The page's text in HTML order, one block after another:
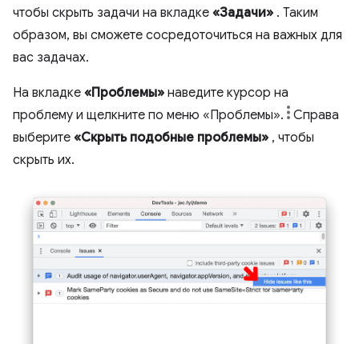
чтобы скрыть задачи на вкладке «Задачи» . Таким
образом, вы сможете сосредоточиться на важных для
вас задачах.
На вкладке «Проблемы» наведите курсор на
проблему и щелкните по меню «Проблемы».
Справа
выберите «Скрыть подобные проблемы» , чтобы
скрыть их.